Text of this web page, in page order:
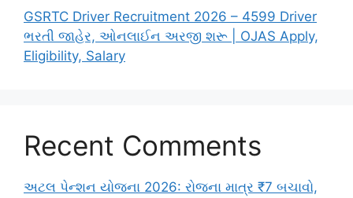
GSRTC Driver Recruitment 2026 – 4599 Driver
ભરતી જાહેર, ઓનલાઈન અરજી શરૂ | OJAS Apply,
Eligibility, Salary
Recent Comments
અટલ પેન્શન યોજના 2026: રોજના માત્ર ₹7 બચાવો,